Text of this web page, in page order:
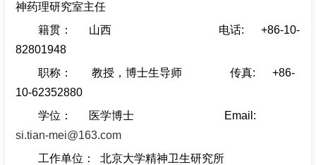
神药理研究室主任
籍贯： 山西 电话: +86-10-
82801948
职称： 教授，博士生导师 传真: +86-
10-62352880
学位： 医学博士 Email:
si.tian-mei@163.com
工作单位： 北京大学精神卫生研究所